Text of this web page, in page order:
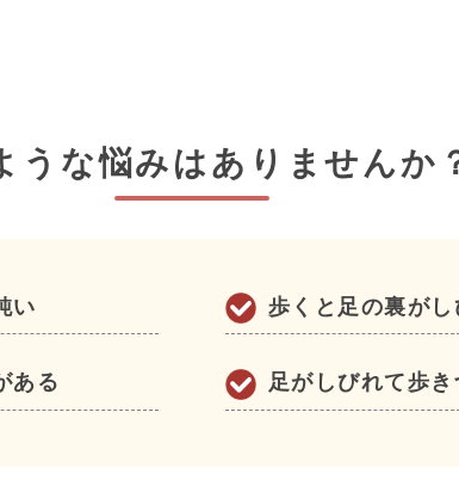
うな悩みはありませんか
い 歩くと足の裏が
ある 足がしびれて歩